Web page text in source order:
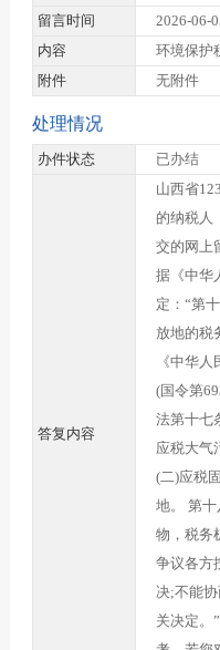
留言时间
2026-06-
内容
环境保护
附件
无附件
处理情况
办件状态 已办结
答复内容
山西省
的纳税人
交的网上
据《中华
定：“第
放地的税
《中华
(国令第
法第十七
应税大气
(二)应税
地。 第
物，税务
争议各方
决;不能
关决定。